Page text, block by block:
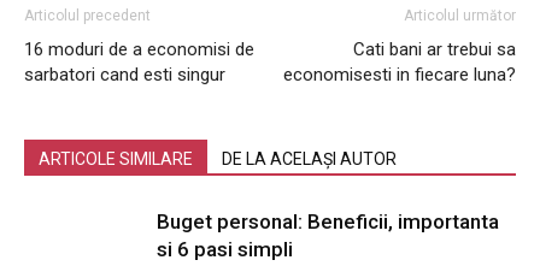
Articolul precedent
16 moduri de a economisi de
sarbatori cand esti singur
Articolul următor
Cati bani ar trebui sa
economisesti in fiecare luna?
ARTICOLE SIMILARE DE LA ACELAȘI AUTOR
Buget personal: Beneficii, importanta
si 6 pasi simpli